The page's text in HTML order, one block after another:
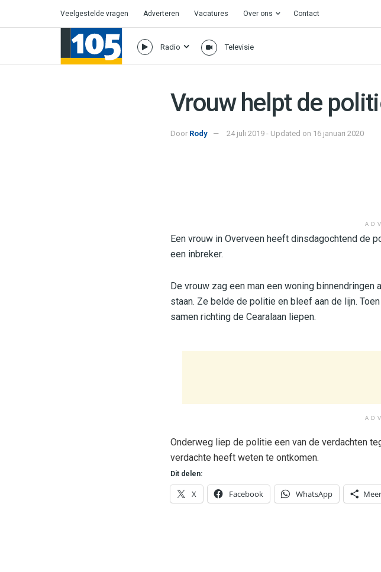
Veelgestelde vragen Adverteren Vacatures Over ons Contact
Radio Televisie
Vrouw helpt de
Door Rody 24 juli 2019 - Updated on 16 januari 2020
Een vrouw in Overveen heeft dinsdagochtend de
een inbreker.
De vrouw zag een man een woning binnendringen
staan. Ze belde de politie en bleef aan de lijn.
samen richting de Cearalaan liepen.
Onderweg liep de politie een van de verdachten
verdachte heeft weten te ontkomen.
Dit delen:
X Facebook WhatsApp Meer